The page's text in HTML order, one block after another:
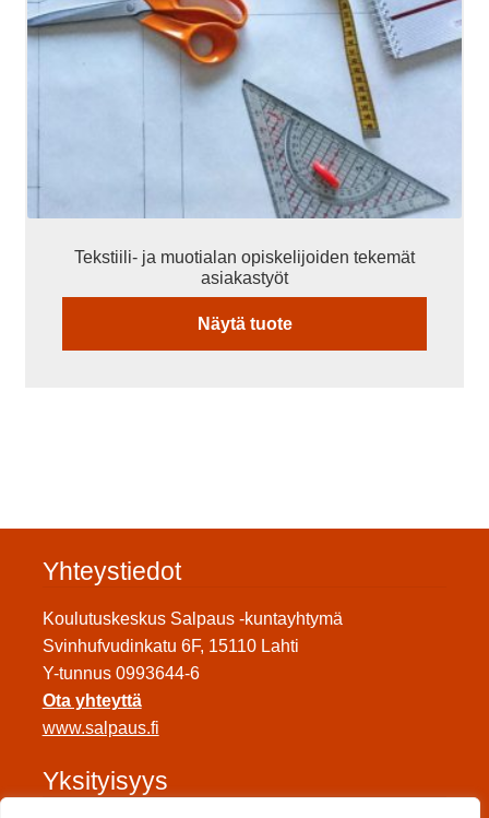
Tekstiili- ja muotialan opiskelijoiden tekemät
asiakastyöt
Näytä tuote
Yhteystiedot
Koulutuskeskus Salpaus -kuntayhtymä
Svinhufvudinkatu 6F, 15110 Lahti
Y-tunnus 0993644-6
Ota yhteyttä
www.salpaus.fi
Yksityisyys